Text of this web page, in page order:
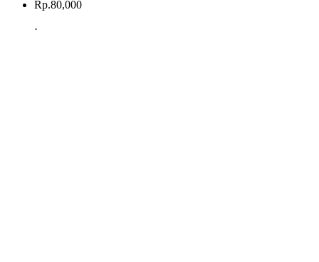
Rp.80,000
·